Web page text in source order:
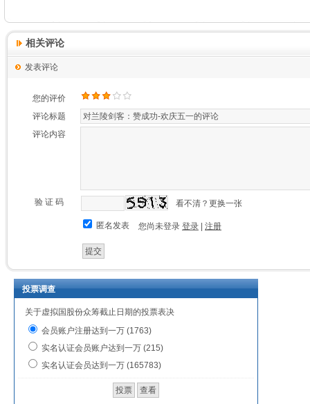
相关评论
发表评论
您的评价
评论标题
评论内容
验 证 码 看不清？更换一张
匿名发表 您尚未登录 登录 注册
投票调查
关于虚拟国股份众筹截止日期的投票表决
会员账户注册达到一万 (1763)
实名认证会员账户达到一万 (215)
实名认证会员达到一万 (165783)